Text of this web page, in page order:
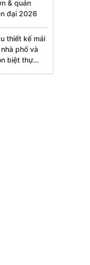
& quán
đại 2026
thiết kế mái
phố và
biệt thự